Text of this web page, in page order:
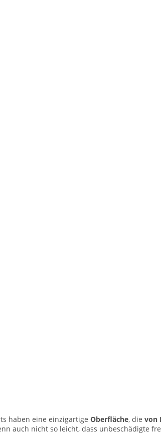
haben eine einzigartige Oberfläche, die von
auch nicht so leicht, dass unbeschädigte